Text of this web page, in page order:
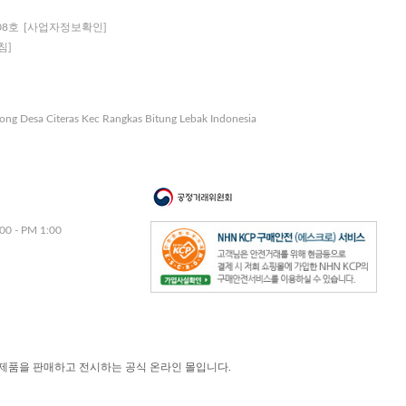
호
[사업자정보확인]
]
Desa Citeras Kec Rangkas Bitung Lebak Indonesia
- PM 1:00
을 판매하고 전시하는 공식 온라인 몰입니다.